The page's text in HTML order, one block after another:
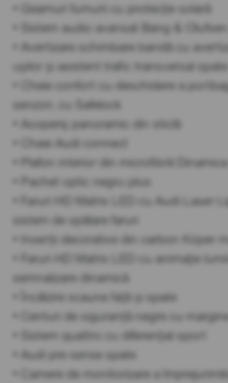
• Geamuri fumurii cu protecție solară
• Sistem audio avansat Bang &
• Avertizare schimbare bandă cu
ușilor și asistent trafic transversal spate
• Cheie confort cu deschidere a
senzori, cu Safelock
• Acoperiș panoramic din sticlă
• Cheie Audi connect
• Plafon interior din microfibră
• Pachet optic negru plus
• Faruri HD Matrix LED cu Audi Laser
sistem de spălare faruri
• Inserții decorative din carbon Köper
• Faruri HD Matrix LED cu animație
semnalizare dinamică
• Încălzire scaune față și spate
• Centuri de siguranță negre cu
• Sistem quattro cu diferențial sport
• Audi pre sense spate
• Camere de monitorizare a